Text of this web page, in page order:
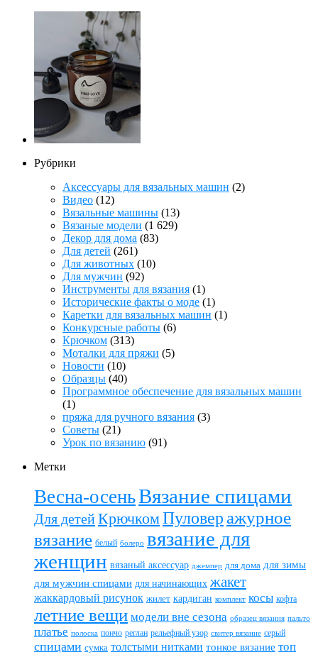
Рубрики
Аксессуары для вязальных машин (2)
Видео (12)
Вязальные машины (13)
Вязаные модели (1 629)
Декор для дома (83)
Для детей (261)
Для животных (10)
Для мужчин (92)
Инструменты для вязания (1)
Исторические факты о моде (1)
Каретки для вязальных машин (1)
Конкурсные работы (6)
Крючком (313)
Моталки для пряжи (5)
Новости (10)
Образцы (40)
Программное обеспечение для вязальных машин
(1)
пряжа для ручного вязания (3)
Советы (21)
Урок по вязанию (91)
Метки
Весна-осеньВязание спицами
Для детейКрючкомПуловер ажурное
вязание белый болеро вязание для
женщин вязаный аксессуар джемпер для дома для зимы
для мужчин спицами для начинающих жакет
жаккардовый рисунок жилет кардиган комплект косы кофта
летние вещи модели вне сезона образец вязания пальто
платье полоска пончо реглан рельефный узор свитер вязание серый
спицами сумка толстыми нитками тонкое вязание топ